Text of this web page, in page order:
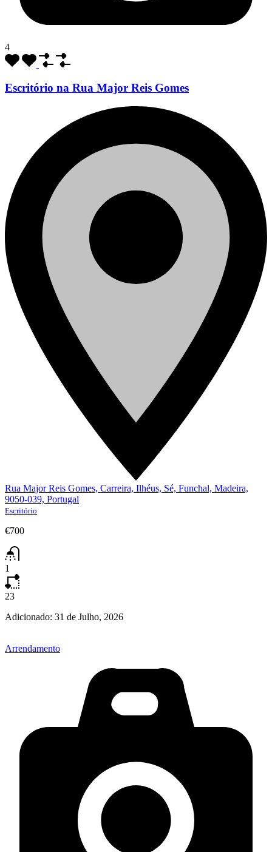
4
Escritório na Rua Major Reis Gomes
Rua Major Reis Gomes, Carreira, Ilhéus, Sé, Funchal, Madeira,
9050-039, Portugal
Escritório
€700
1
23
Adicionado: 31 de Julho, 2026
Arrendamento